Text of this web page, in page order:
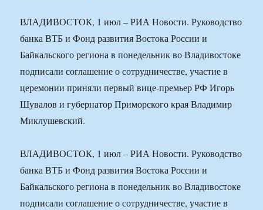
ВЛАДИВОСТОК, 1 июл – РИА Новости. Руководство
банка ВТБ и Фонд развития Востока России и
Байкальского региона в понедельник во Владивостоке
подписали соглашение о сотрудничестве, участие в
церемонии приняли первый вице-премьер РФ Игорь
Шувалов и губернатор Приморского края Владимир
Миклушевский.
ВЛАДИВОСТОК, 1 июл – РИА Новости. Руководство
банка ВТБ и Фонд развития Востока России и
Байкальского региона в понедельник во Владивостоке
подписали соглашение о сотрудничестве, участие в